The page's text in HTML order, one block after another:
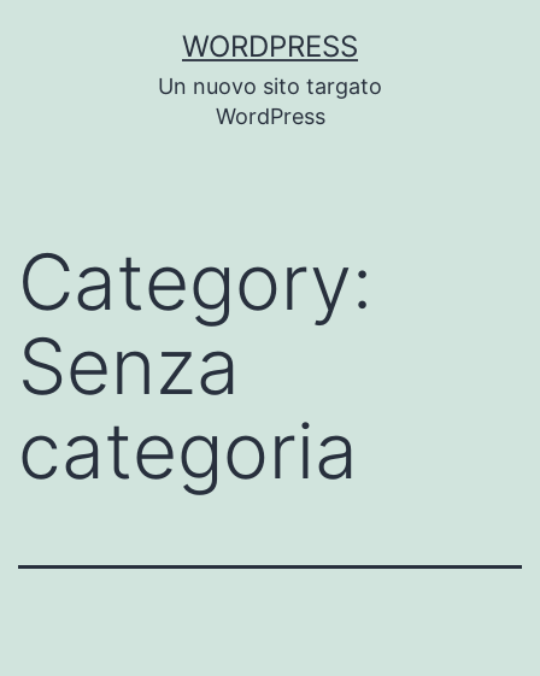
WORDPRESS
Un nuovo sito targato
WordPress
Category:
Senza
categoria